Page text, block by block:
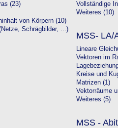
(23)
von Körpern (10)
Schrägbilder, ...)
Vollständige
Weiteres (10)
MSS- LA/
Lineare
Vektoren im
Kreise und
Matrizen (1)
Vektorräume
Weiteres (5)
MSS -